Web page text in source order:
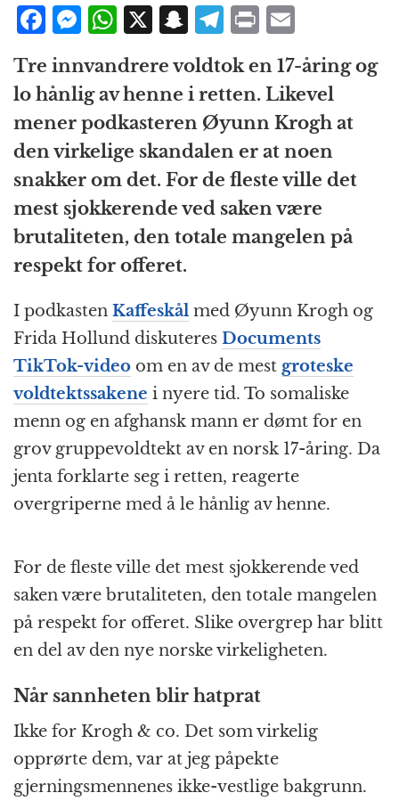
F
a
c
e
b
o
o
k
M
ss
e
n
g
e
r
W
h
at
s
A
p
p
X S
n
a
p
c
h
at
T
el
e
g
r
a
m
P
n
t
m
ai
l
Tre innvandrere voldtok en 17-åring og
lo hånlig av henne i retten. Likevel
mener podkasteren Øyunn Krogh at
den virkelige skandalen er at noen
snakker om det. For de fleste ville det
mest sjokkerende ved saken være
brutaliteten, den totale mangelen på
respekt for offeret.
I podkasten Kaffeskål med Øyunn Krogh og
Frida Hollund diskuteres Documents
TikTok-video om en av de mest groteske
voldtektssakene i nyere tid. To somaliske
menn og en afghansk mann er dømt for en
grov gruppevoldtekt av en norsk 17-åring. Da
jenta forklarte seg i retten, reagerte
overgriperne med å le hånlig av henne.
For de fleste ville det mest sjokkerende ved
saken være brutaliteten, den totale mangelen
på respekt for offeret. Slike overgrep har blitt
en del av den nye norske virkeligheten.
Når sannheten blir hatprat
Ikke for Krogh & co. Det som virkelig
opprørte dem, var at jeg påpekte
gjerningsmennenes ikke-vestlige bakgrunn.